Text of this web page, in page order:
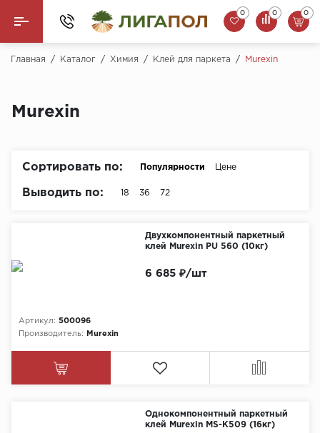
Назад
0 0 0
Главная / Каталог / Химия / Клей для паркета / Murexin
Murexin
Сортировать по: Популярности Цене
Выводить по: 18 36 72
Двухкомпонентный паркетный
клей Murexin PU 560 (10кг)
Артикул: 500096
Производитель:
Murexin
6 685 ₽/шт
Однокомпонентный паркетный
клей Murexin MS-K509 (16кг)